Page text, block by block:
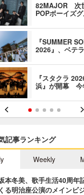
82MAJOR 次
POPボーイズ
『SUMMER
2026』、ベテ
『スタクラ
浜』が開幕
記事ランキング
Weekly
本冬美、歌手生活40周年
くる明治座公演のメインビ